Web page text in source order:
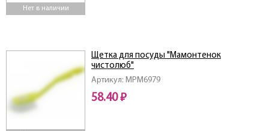
Нет в наличии
Артикул: MPM6979
Щетка для посуды "Мамонтенок
чистолюб"
58.40 ₽